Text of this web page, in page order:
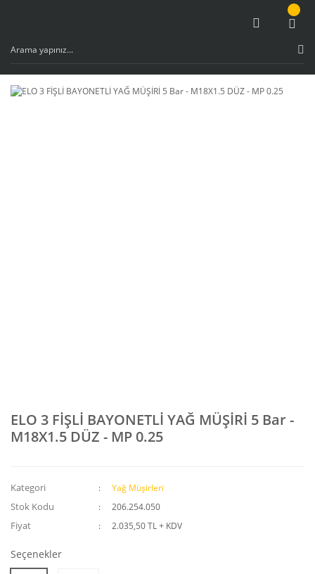
ELO 3 FİŞLİ BAYONETLİ YAĞ MÜŞİRİ 5 Bar -
M18X1.5 DÜZ - MP 0.25
Kategori Yağ Müşirleri
Stok Kodu 206.254.050
Fiyat 2.035,50 TL + KDV
Seçenekler